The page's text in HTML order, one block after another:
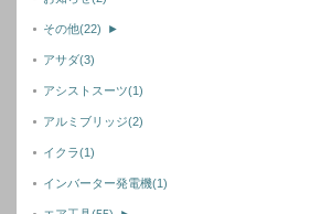
その他(22) ►
アサダ(3)
アシストスーツ(1)
アルミブリッジ(2)
イクラ(1)
インバーター発電機(1)